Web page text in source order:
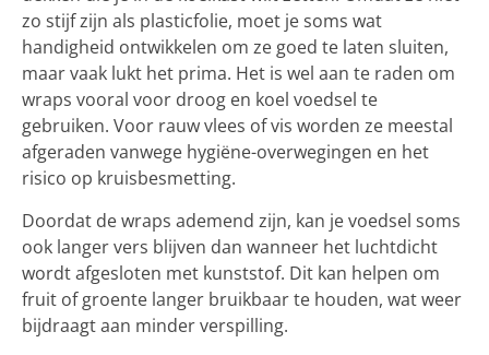
zo stijf zijn als plasticfolie, moet je soms wat
handigheid ontwikkelen om ze goed te laten sluiten,
maar vaak lukt het prima. Het is wel aan te raden om
wraps vooral voor droog en koel voedsel te
gebruiken. Voor rauw vlees of vis worden ze meestal
afgeraden vanwege hygiëne-overwegingen en het
risico op kruisbesmetting.
Doordat de wraps ademend zijn, kan je voedsel soms
ook langer vers blijven dan wanneer het luchtdicht
wordt afgesloten met kunststof. Dit kan helpen om
fruit of groente langer bruikbaar te houden, wat weer
bijdraagt aan minder verspilling.